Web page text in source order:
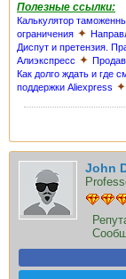
Полезные ссылки:
Калькулятор
ограничения ✦
Диспут и претензия.
Алиэкспресс ✦
Как долго ждать и где
поддержки Aliexpress ✦
John